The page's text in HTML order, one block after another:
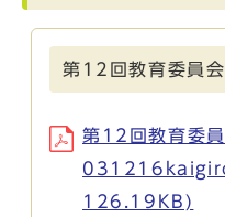
第12回教育委員
第12回教育委
126.19KB)